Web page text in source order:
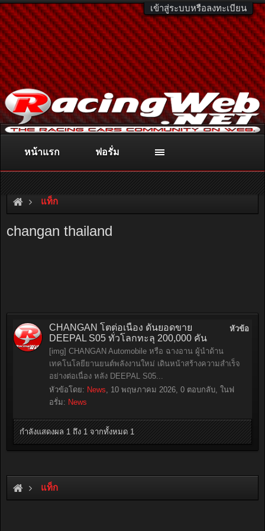
เข้าสู่ระบบหรือลงทะเบียน
ติดต่อลงโฆษณา racingweb@gmail.comหรือโทร. 081-811-1138
หรืออ่านรายละเอียดเพิ่มเติม คลิกที่นี่
แท็ก
changan thailand
หัวข้อ
CHANGAN โตต่อเนื่อง ดันยอดขาย
DEEPAL S05 ทั่วโลกทะลุ 200,000 คัน
[img] CHANGAN Automobile หรือ ฉางอาน ผู้นำด้าน
เทคโนโลยียานยนต์พลังงานใหม่ เดินหน้าสร้างความสำเร็จ
อย่างต่อเนื่อง หลัง DEEPAL S05...
หัวข้อโดย: News, 10 พฤษภาคม 2026, 0 ตอบกลับ, ในฟ
อรั่ม: News
กำลังแสดงผล 1 ถึง 1 จากทั้งหมด 1
แท็ก
หน้าแรก ฟอรั่ม